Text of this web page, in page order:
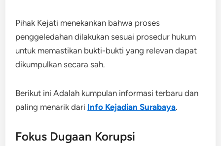
Pihak Kejati menekankan bahwa proses
penggeledahan dilakukan sesuai prosedur hukum
untuk memastikan bukti-bukti yang relevan dapat
dikumpulkan secara sah.
Berikut ini Adalah kumpulan informasi terbaru dan
paling menarik dari Info Kejadian Surabaya.
Fokus Dugaan Korupsi